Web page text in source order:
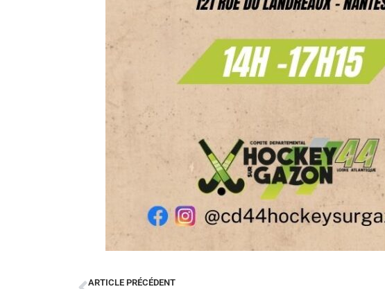
ARTICLE PRÉCÉDENT